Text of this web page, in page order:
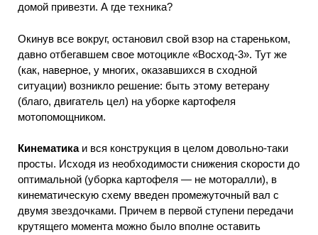
домой привезти. А где техника?
Окинув все вокруг, остановил свой взор на стареньком,
давно отбегавшем свое мотоцикле «Восход-3». Тут же
(как, наверное, у многих, оказавшихся в сходной
ситуации) возникло решение: быть этому ветерану
(благо, двигатель цел) на уборке картофеля
мотопомощником.
Кинематикаи вся конструкция в целом довольно-таки
просты. Исходя из необходимости снижения скорости до
оптимальной (уборка картофеля — не моторалли), в
кинематическую схему введен промежуточный вал с
двумя звездочками. Причем в первой ступени передачи
крутящего момента можно было вполне оставить